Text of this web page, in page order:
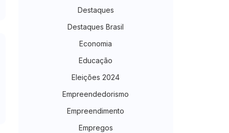
Destaques
Destaques Brasil
Economia
Educação
Eleições 2024
Empreendedorismo
Empreendimento
Empregos